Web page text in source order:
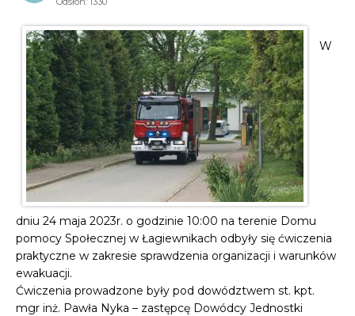
W
dniu 24 maja 2023r. o godzinie 10:00 na terenie Domu
pomocy Społecznej w Łagiewnikach odbyły się ćwiczenia
praktyczne w zakresie sprawdzenia organizacji i warunków
ewakuacji.
Ćwiczenia prowadzone były pod dowództwem st. kpt.
mgr inż. Pawła Nyka – zastępcę Dowódcy Jednostki